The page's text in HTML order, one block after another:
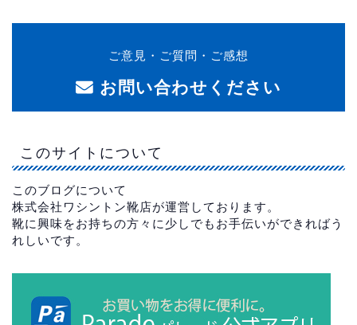
ご意見・ご質問・ご感想
お問い合わせください
このサイトについて
このブログについて
株式会社ワシントン靴店が運営しております。
靴に興味をお持ちの方々に少しでもお手伝いができればう
れしいです。